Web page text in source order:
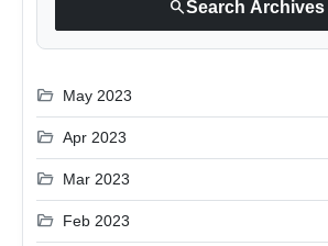
searchSearch Archives
folder_open May 2023
folder_open Apr 2023
folder_open Mar 2023
folder_open Feb 2023